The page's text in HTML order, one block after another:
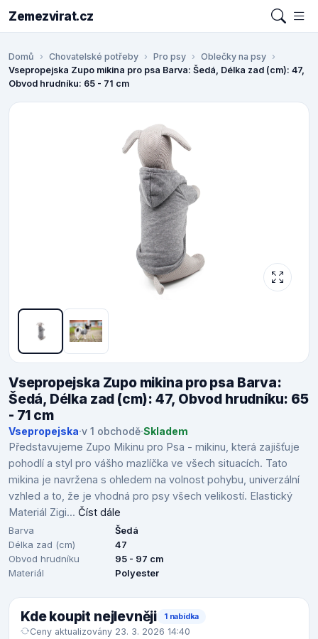
Zemezvirat.cz
Domů Chovatelské potřeby Pro psy
Oblečky na psy
Vsepropejska Zupo mikina pro psa Barva: Šedá, Délka zad (cm): 47,
Obvod hrudníku: 65 - 71 cm
Vsepropejska Zupo mikina pro psa Barva:
Šedá, Délka zad (cm): 47, Obvod hrudníku: 65
- 71 cm
Vsepropejska·v 1 obchodě·Skladem
Představujeme Zupo Mikinu pro Psa - mikinu, která zajišťuje
pohodlí a styl pro vášho mazlíčka ve všech situacích. Tato
mikina je navržena s ohledem na volnost pohybu, univerzální
vzhled a to, že je vhodná pro psy všech velikostí. Elastický
Materiál Zigi... Číst dále
Barva
Šedá
Délka zad (cm)
47
Obvod hrudníku
95 - 97 cm
Materiál
Polyester
Kde koupit nejlevněji 1 nabídka
Ceny aktualizovány 23. 3. 2026 14:40